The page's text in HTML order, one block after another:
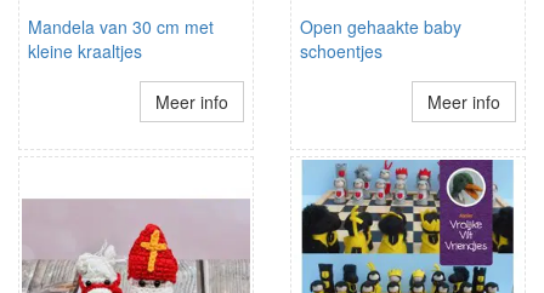
Mandela van 30 cm met
kleine kraaltjes
Meer info
Open gehaakte baby
schoentjes
Meer info